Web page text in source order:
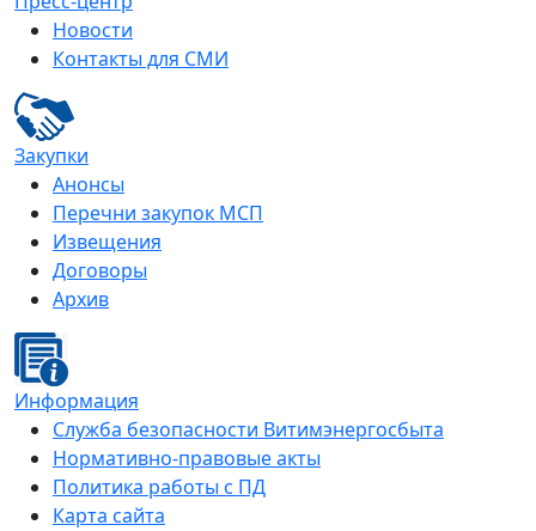
Новости
Контакты для СМИ
Закупки
Анонсы
Перечни закупок МСП
Извещения
Договоры
Архив
Информация
Служба безопасности Витимэнергосбыта
Нормативно-правовые акты
Политика работы с ПД
Карта сайта